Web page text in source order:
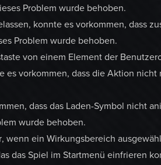
Problem wurde behoben.
konnte es vorkommen, dass
Problem wurde behoben.
von einem Element der
es vorkommen, dass die Aktion
dass das Laden-Symbol nicht
wurde behoben.
wenn ein Wirkungsbereich
das Spiel im Startmenü einfrieren